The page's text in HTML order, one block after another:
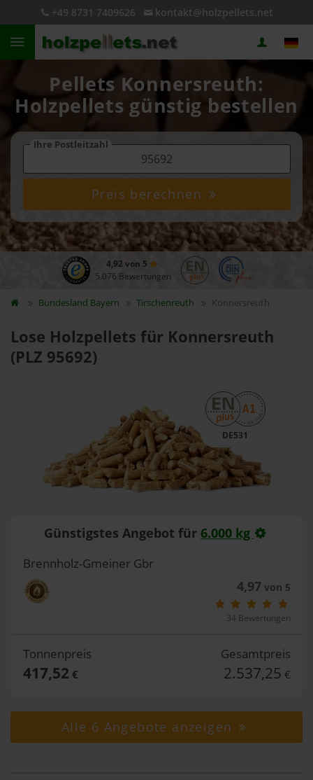
+49 8731 7409626 kontakt@holzpellets.net
Pellets Konnersreuth:
Holzpellets günstig bestellen
Ihre Postleitzahl
Preis berechnen
4,92 von 5
5.076 Bewertungen
Bundesland Bayern Tirschenreuth Konnersreuth
Lose Holzpellets für Konnersreuth
(PLZ 95692)
DE531
Günstigstes Angebot für 6.000 kg
Brennholz-Gmeiner Gbr
4,97von 5
34 Bewertungen
Tonnenpreis
417,52 €
Gesamtpreis
2.537,25 €
Alle 6 Angebote anzeigen